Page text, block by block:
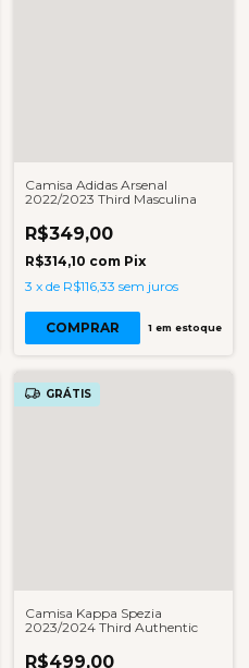
Camisa Adidas Arsenal
2022/2023 Third Masculina
R$349,00
R$314,10 com Pix
3 x de R$116,33 sem juros
COMPRAR 1 em estoque
GRÁTIS
Camisa Kappa Spezia
2023/2024 Third Authentic
R$499,00